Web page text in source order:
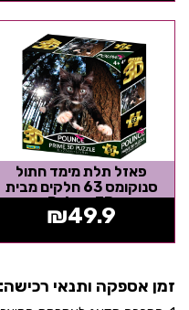
פאזל תלת מימד חתול
סנוקומס 63 חלקים מבית
Prime 3D
₪49.9
זמן אספקה ותנאי רכישה: